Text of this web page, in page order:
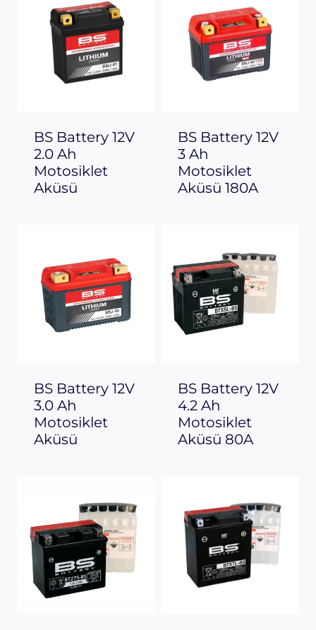
BS Battery 12V
2.0 Ah
Motosiklet
Aküsü
BS Battery 12V
3 Ah
Motosiklet
Aküsü 180A
BS Battery 12V
3.0 Ah
Motosiklet
Aküsü
BS Battery 12V
4.2 Ah
Motosiklet
Aküsü 80A